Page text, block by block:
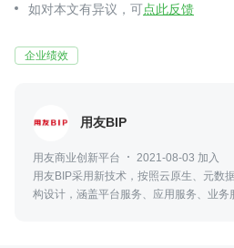
如对本文有异议，可点此反馈
企业绩效
用友BIP
用友商业创新平台
2021-08-03 加入
用友BIP采用新技术，按照云原生、元数
构设计，涵盖平台服务、应用服务、业务